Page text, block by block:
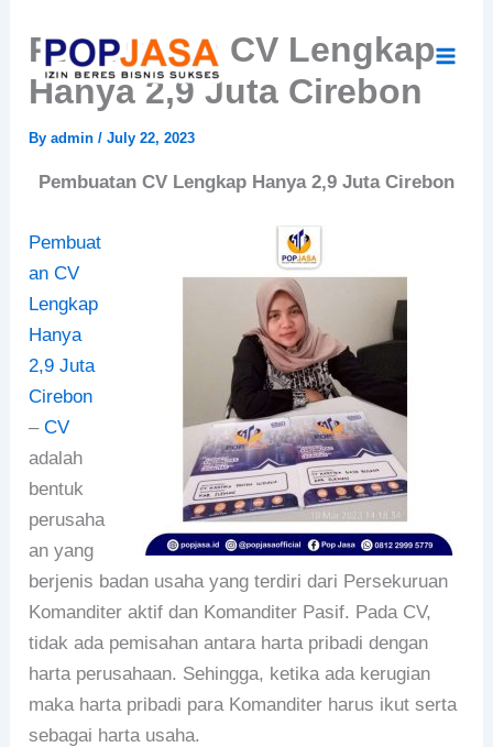
content
Pembuatan CV Lengkap
Hanya 2,9 Juta Cirebon
Byadmin/July 22, 2023
Pembuatan CV Lengkap Hanya 2,9 Juta Cirebon
Pembuat
an CV
Lengkap
Hanya
2,9 Juta
Cirebon
–CV
adalah
bentuk
perusaha
an yang
berjenis badan usaha yang terdiri dari Persekuruan
Komanditer aktif dan Komanditer Pasif. Pada CV,
tidak ada pemisahan antara harta pribadi dengan
harta perusahaan. Sehingga, ketika ada kerugian
maka harta pribadi para Komanditer harus ikut serta
sebagai harta usaha.